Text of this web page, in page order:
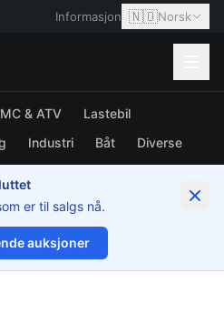
Informasjon 🇳🇴Norsk
MC & ATV
Lastebil
Industri Båt Diverse
er til salgs nå.
auksjoner
1/39